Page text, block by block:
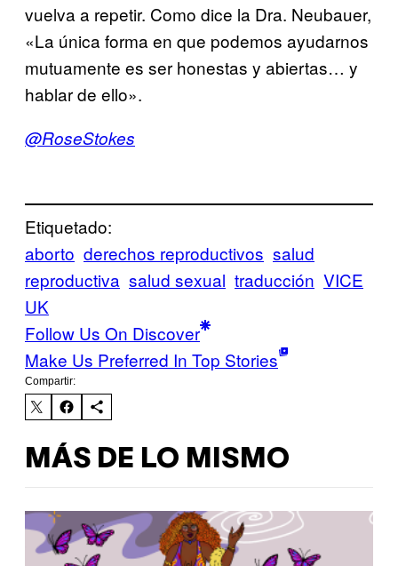
vuelva a repetir. Como dice la Dra. Neubauer,
«La única forma en que podemos ayudarnos
mutuamente es ser honestas y abiertas… y
hablar de ello».
@RoseStokes
Etiquetado:
aborto derechos reproductivos salud
reproductiva salud sexual traducción VICE
UK
Follow Us On Discover
Make Us Preferred In Top Stories
Compartir:
MÁS DE LO MISMO